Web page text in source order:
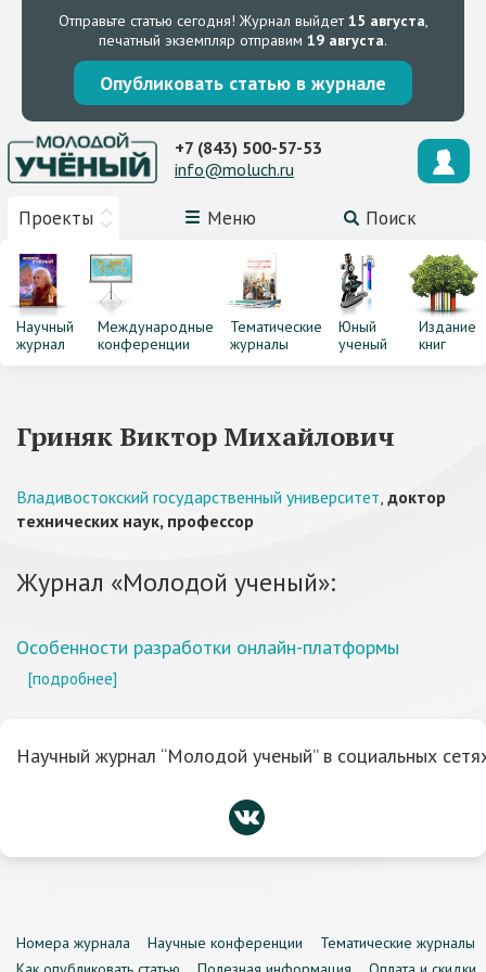
Отправьте статью сегодня! Журнал выйдет15 августа,
печатный экземпляр отправим 19 августа.
Опубликовать статью в журнале
Проекты Меню Поиск
+7 (843) 500-57-53
info@moluch.ru
Научный
журнал
Международные
конференции
Тематические
журналы
Юный
ученый
Издание
книг
Гриняк Виктор Михайлович
Владивостокский государственный университет, доктор
технических наук, профессор
Журнал «Молодой ученый»:
Особенности разработки онлайн-платформы
[подробнее]
Научный журнал “Молодой ученый” в социальных
Номера журнала Научные конференции
Тематические журналы